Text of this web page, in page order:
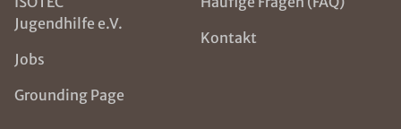
Jugendhilfe e.V.
Jobs
Grounding Page
Kontakt